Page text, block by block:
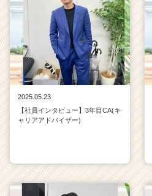
2025.05.23
【社員インタビュー】3年目CA(キ
ャリアアドバイザー)